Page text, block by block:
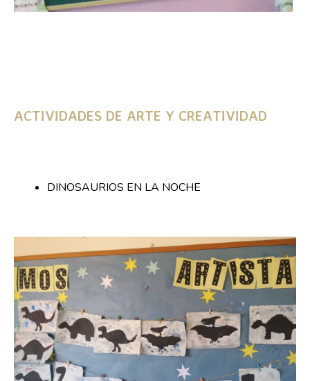
ACTIVIDADES DE ARTE Y CREATIVIDAD
DINOSAURIOS EN LA NOCHE